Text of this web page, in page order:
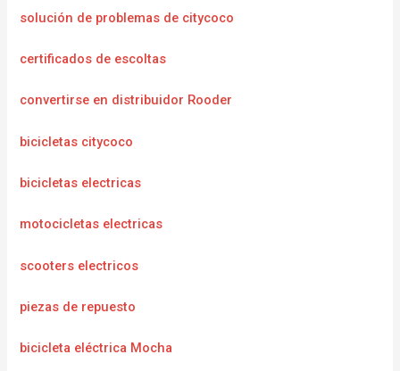
solución de problemas de citycoco
certificados de escoltas
convertirse en distribuidor Rooder
bicicletas citycoco
bicicletas electricas
motocicletas electricas
scooters electricos
piezas de repuesto
bicicleta eléctrica Mocha